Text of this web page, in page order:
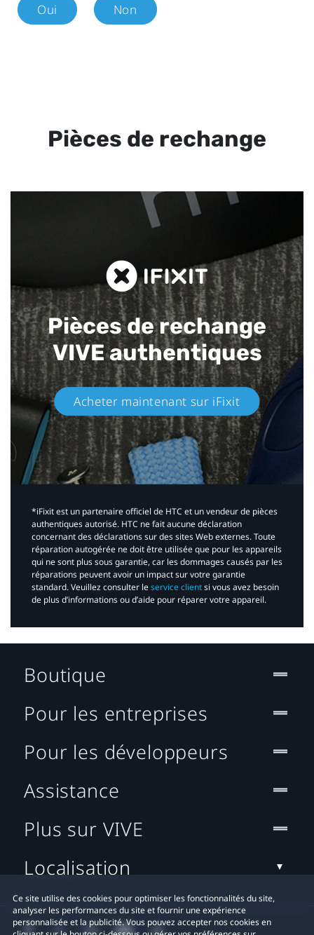
Oui Non
Pièces de rechange
Pièces de rechange
VIVE authentiques​
Acheter maintenant sur iFixit​
*iFixit est un partenaire officiel de HTC et un vendeur de pièces
authentiques autorisé. HTC ne fait aucune déclaration
concernant des déclarations sur des sites Web externes. Toute
réparation autogérée ne doit être utilisée que pour les appareils
qui ne sont plus sous garantie, car les dommages causés par les
réparations peuvent avoir un impact sur votre garantie
standard. Veuillez consulter leservice clientsi vous avez besoin
de plus d’informations ou d’aide pour réparer votre appareil.​
Ce site utilise des cookies pour optimiser les fonctionnalités du site,
analyser les performances du site et fournir une expérience
personnalisée et la publicité. Vous pouvez accepter nos cookies en
Boutique
Pour les entreprises
Pour les développeurs
Assistance
Plus sur VIVE
Localisation